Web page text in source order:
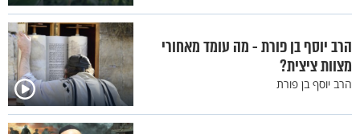
הרב יוסף בן פורת - מה עומד מאחורי
מצוות ציצית?
הרב יוסף בן פורת